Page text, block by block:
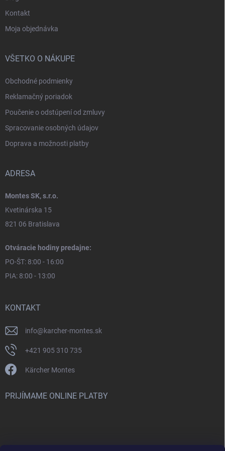
Kontakt
Moja objednávka
VŠETKO O NÁKUPE
Obchodné podmienky
Reklamačný poriadok
Poučenie o odstúpení od zmluvy
Spracovanie osobných údajov
Doprava a možnosti platby
ADRESA
Montes SK, s.r.o.
Kvetinárska 15
821 06 Bratislava
Otváracie hodiny predajne:
PO-ŠT: 8:00 - 16:00
PIA: 8:00 - 13:00
KONTAKT
info@karcher-montes.sk
+421 905 310 735
Kärcher Montes
PRIJÍMAME ONLINE PLATBY